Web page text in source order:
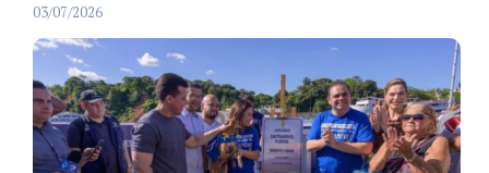
03/07/2026